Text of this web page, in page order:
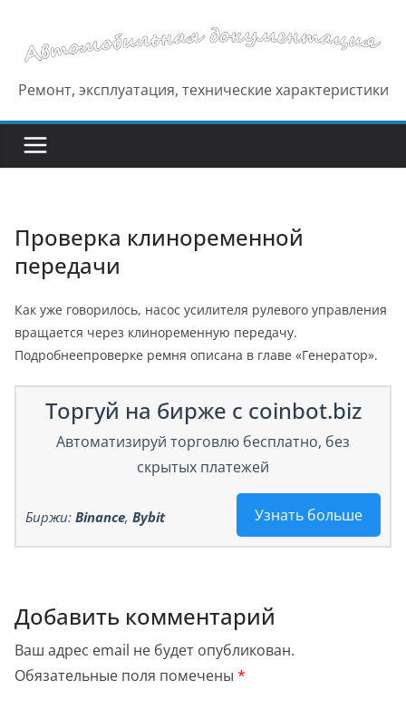
содержимому
Ремонт, эксплуатация, технические характеристики
Проверка клиноременной
передачи
Как уже говорилось, насос усилителя рулевого управления
вращается через клиноременную передачу.
Подробнеепроверке ремня описана в главе «Генератор».
Торгуй на бирже с coinbot.biz
Автоматизируй торговлю бесплатно, без
скрытых платежей
Узнать больше
Биржи: Binance, Bybit
Добавить комментарий
Ваш адрес email не будет опубликован.
Обязательные поля помечены *